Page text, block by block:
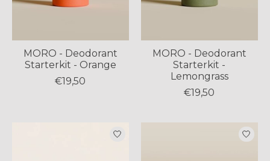
MORO - Deodorant
Starterkit - Orange
€19,50
MORO - Deodorant
Starterkit -
Lemongrass
€19,50